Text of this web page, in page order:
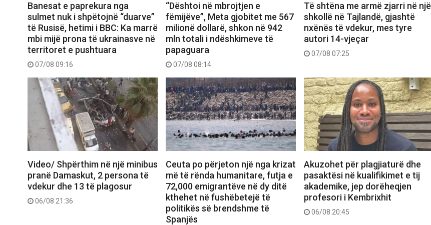
Banesat e paprekura nga
sulmet nuk i shpëtojnë “duarve”
të Rusisë, hetimi i BBC: Ka marrë
mbi mijë prona të ukrainasve në
territoret e pushtuara
07/08 09:16
“Dështoi në mbrojtjen e
fëmijëve”, Meta gjobitet me 567
milionë dollarë, shkon në 942
mln totali i ndëshkimeve të
papaguara
07/08 08:14
Të shtëna me armë zjarri në një
shkollë në Tajlandë, gjashtë
nxënës të vdekur, mes tyre
autori 14-vjeçar
07/08 07:25
Video/ Shpërthim në një minibus
pranë Damaskut, 2 persona të
vdekur dhe 13 të plagosur
06/08 21:36
Ceuta po përjeton një nga krizat
më të rënda humanitare, futja e
72,000 emigrantëve në dy ditë
kthehet në fushëbetejë të
politikës së brendshme të
Spanjës
Akuzohet për plagjiaturë dhe
pasaktësi në kualifikimet e tij
akademike, jep dorëheqjen
profesori i Kembrixhit
06/08 20:45